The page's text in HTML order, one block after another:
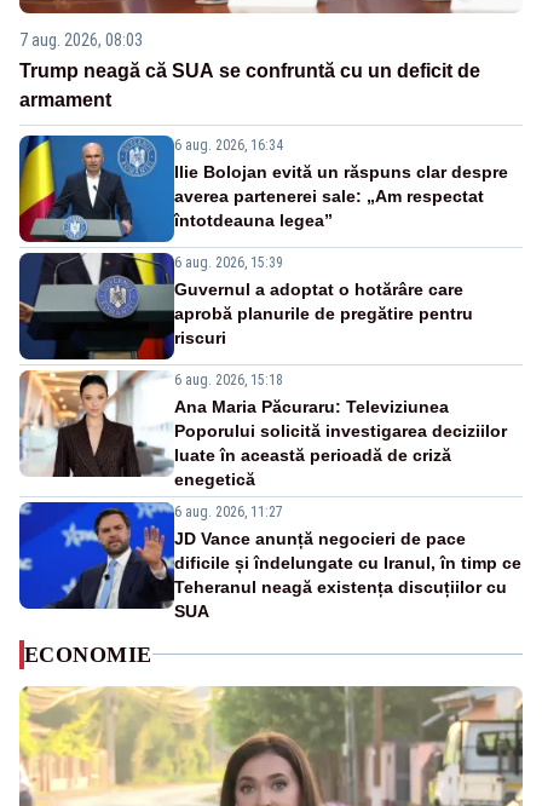
7 aug. 2026, 08:03
Trump neagă că SUA se confruntă cu un deficit de
armament
6 aug. 2026, 16:34
Ilie Bolojan evită un răspuns clar despre
averea partenerei sale: „Am respectat
întotdeauna legea”
6 aug. 2026, 15:39
Guvernul a adoptat o hotărâre care
aprobă planurile de pregătire pentru
riscuri
6 aug. 2026, 15:18
Ana Maria Păcuraru: Televiziunea
Poporului solicită investigarea deciziilor
luate în această perioadă de criză
enegetică
6 aug. 2026, 11:27
JD Vance anunță negocieri de pace
dificile și îndelungate cu Iranul, în timp ce
Teheranul neagă existența discuțiilor cu
SUA
ECONOMIE